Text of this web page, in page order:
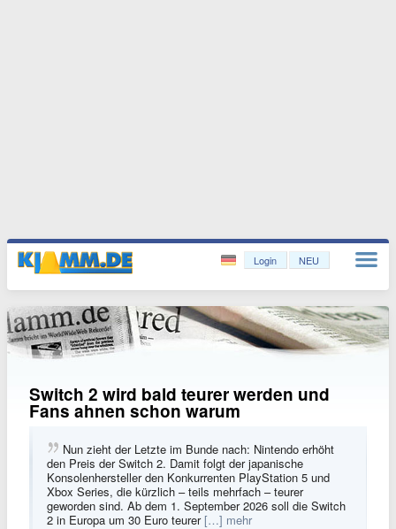
Login NEU
Switch 2 wird bald teurer werden und
Fans ahnen schon warum
Nun zieht der Letzte im Bunde nach: Nintendo erhöht
den Preis der Switch 2. Damit folgt der japanische
Konsolenhersteller den Konkurrenten PlayStation 5 und
Xbox Series, die kürzlich – teils mehrfach – teurer
geworden sind. Ab dem 1. September 2026 soll die Switch
2 in Europa um 30 Euro teurer […] mehr